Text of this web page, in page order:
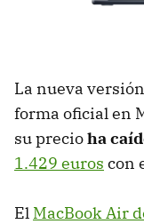
La nueva
forma oficial en
su precioha
1.429 euros con
El MacBook Air